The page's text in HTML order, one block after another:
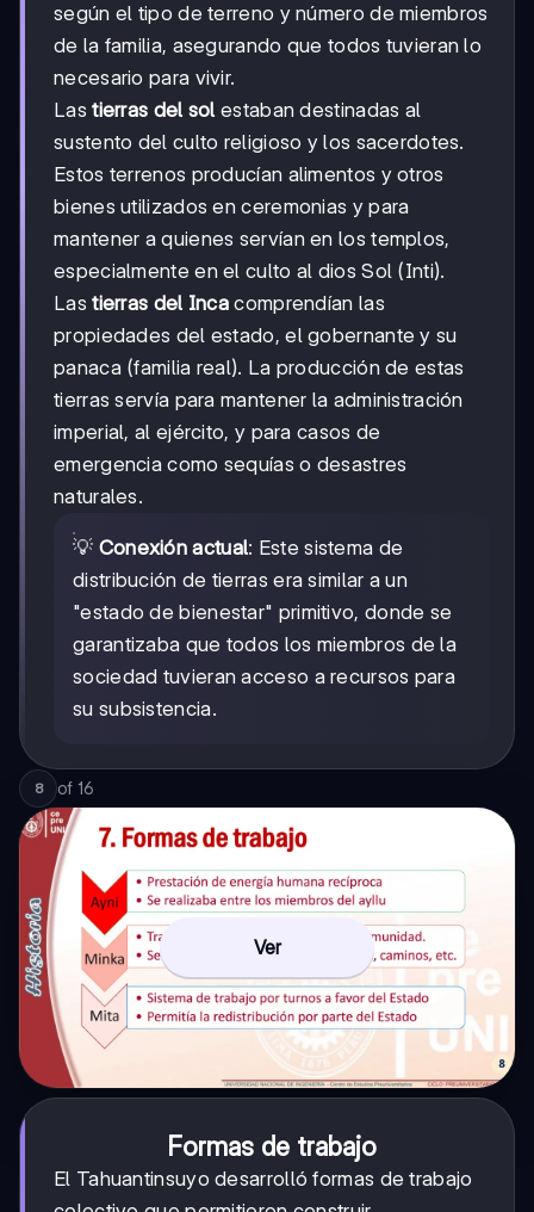
según el tipo de terreno y número de miembros
de la familia, asegurando que todos tuvieran lo
necesario para vivir.
Lastierras del sol estaban destinadas al
sustento del culto religioso y los sacerdotes.
Estos terrenos producían alimentos y otros
bienes utilizados en ceremonias y para
mantener a quienes servían en los templos,
especialmente en el culto al dios Sol (Inti).
Lastierras del Inca comprendían las
propiedades del estado, el gobernante y su
panaca (familia real). La producción de estas
tierras servía para mantener la administración
imperial, al ejército, y para casos de
emergencia como sequías o desastres
naturales.
💡 Conexión actual: Este sistema de
distribución de tierras era similar a un
"estado de bienestar" primitivo, donde se
garantizaba que todos los miembros de la
sociedad tuvieran acceso a recursos para
su subsistencia.
8 of 16
Ver
Formas de trabajo
El Tahuantinsuyo desarrolló formas de trabajo